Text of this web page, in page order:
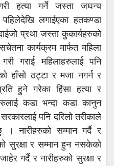
हत्या गर्ने जस्ता जघन्य
पहिलेदेखि लगाईएका हतकण्डा
प्रथा जस्ता कुकार्यहरुको
कार्यक्रम मार्फत महिला
गराई महिलाहरुलाई पनि
हाँसो ठट्टा र मजा नगर्न र
हुने गरेका हिंसा हत्या र
कडा भन्दा कडा कानुन
सरकारलाई पनि दरिलो तरीकाले
। नारीहरुको सम्मान गर्दै र
सुरक्षा र सम्मान हुन नसकेको
गर्दै र नारीहरुको सुरक्षा र